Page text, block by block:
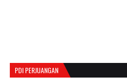
PDI PERJUANGAN